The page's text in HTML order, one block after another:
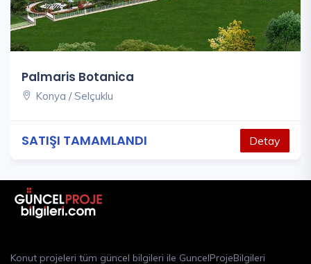
Palmaris Botanica
Konya / Selçuklu
SATIŞI TAMAMLANDI Detay
Konut projeleri tüm güncel bilgileri ile GuncelProjeBilgileri